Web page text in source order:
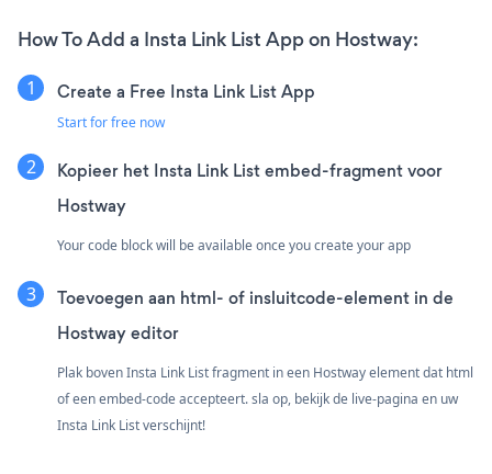
How To Add a Insta Link List App on Hostway:
Create a Free Insta Link List App
Start for free now
Kopieer het Insta Link List embed-fragment voor
Hostway
Your code block will be available once you create your app
Toevoegen aan html- of insluitcode-element in de
Hostway editor
Plak boven Insta Link List fragment in een Hostway element dat html
of een embed-code accepteert. sla op, bekijk de live-pagina en uw
Insta Link List verschijnt!